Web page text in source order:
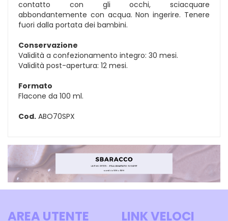
contatto con gli occhi, sciacquare
abbondantemente con acqua. Non ingerire. Tenere
fuori dalla portata dei bambini.
Conservazione
Validità a confezionamento integro: 30 mesi.
Validità post-apertura: 12 mesi.
Formato
Flacone da 100 ml.
Cod. ABO70SPX
AREA UTENTE LINK VELOCI